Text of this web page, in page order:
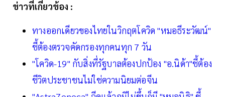
ข่าวที่เกี่ยวข้อง :
ทางออกเดียวของไทยในวิกฤตโควิด "หมอธีระวัฒน์"
ชี้ต้องตรวจคัดกรองทุกคนทุก 7 วัน
"โควิด-19" กับสิ่งที่รัฐบาลต้องปกป้อง "อ.นิด้า"ชี้ต้อง
ชีวิตประชาชนไม่ใช่ความนิยมต่อจีน